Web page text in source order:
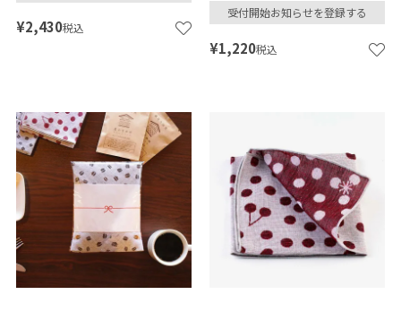
¥2,430税込
受付開始お知らせを登録する
¥1,220税込